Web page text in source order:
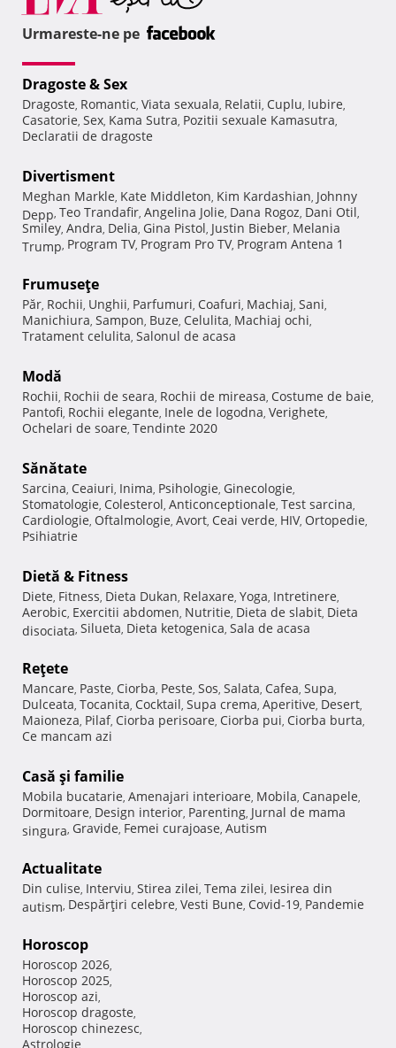
Urmareste-ne pe
Dragoste & Sex
Dragoste, Romantic, Viata sexuala, Relatii, Cuplu, Iubire,
Casatorie, Sex, Kama Sutra, Pozitii sexuale Kamasutra,
Declaratii de dragoste
Divertisment
Meghan Markle, Kate Middleton, Kim Kardashian, Johnny
Depp, Teo Trandafir, Angelina Jolie, Dana Rogoz, Dani Otil,
Smiley, Andra, Delia, Gina Pistol, Justin Bieber, Melania
Trump, Program TV, Program Pro TV, Program Antena 1
Frumuseţe
Păr, Rochii, Unghii, Parfumuri, Coafuri, Machiaj, Sani,
Manichiura, Sampon, Buze, Celulita, Machiaj ochi,
Tratament celulita, Salonul de acasa
Modă
Rochii, Rochii de seara, Rochii de mireasa, Costume de baie,
Pantofi, Rochii elegante, Inele de logodna, Verighete,
Ochelari de soare, Tendinte 2020
Sănătate
Sarcina, Ceaiuri, Inima, Psihologie, Ginecologie,
Stomatologie, Colesterol, Anticonceptionale, Test sarcina,
Cardiologie, Oftalmologie, Avort, Ceai verde, HIV, Ortopedie,
Psihiatrie
Dietă & Fitness
Diete, Fitness, Dieta Dukan, Relaxare, Yoga, Intretinere,
Aerobic, Exercitii abdomen, Nutritie, Dieta de slabit, Dieta
disociata, Silueta, Dieta ketogenica, Sala de acasa
Reţete
Mancare, Paste, Ciorba, Peste, Sos, Salata, Cafea, Supa,
Dulceata, Tocanita, Cocktail, Supa crema, Aperitive, Desert,
Maioneza, Pilaf, Ciorba perisoare, Ciorba pui, Ciorba burta,
Ce mancam azi
Casă şi familie
Mobila bucatarie, Amenajari interioare, Mobila, Canapele,
Dormitoare, Design interior, Parenting, Jurnal de mama
singura, Gravide, Femei curajoase, Autism
Actualitate
Din culise, Interviu, Stirea zilei, Tema zilei, Iesirea din
autism, Despărţiri celebre, Vesti Bune, Covid-19, Pandemie
Horoscop
Horoscop 2026,
Horoscop 2025,
Horoscop azi,
Horoscop dragoste,
Horoscop chinezesc,
Astrologie